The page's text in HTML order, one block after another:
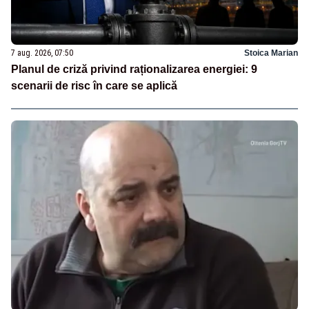
7 aug. 2026, 07:50 Stoica Marian
Planul de criză privind raționalizarea energiei: 9
scenarii de risc în care se aplică